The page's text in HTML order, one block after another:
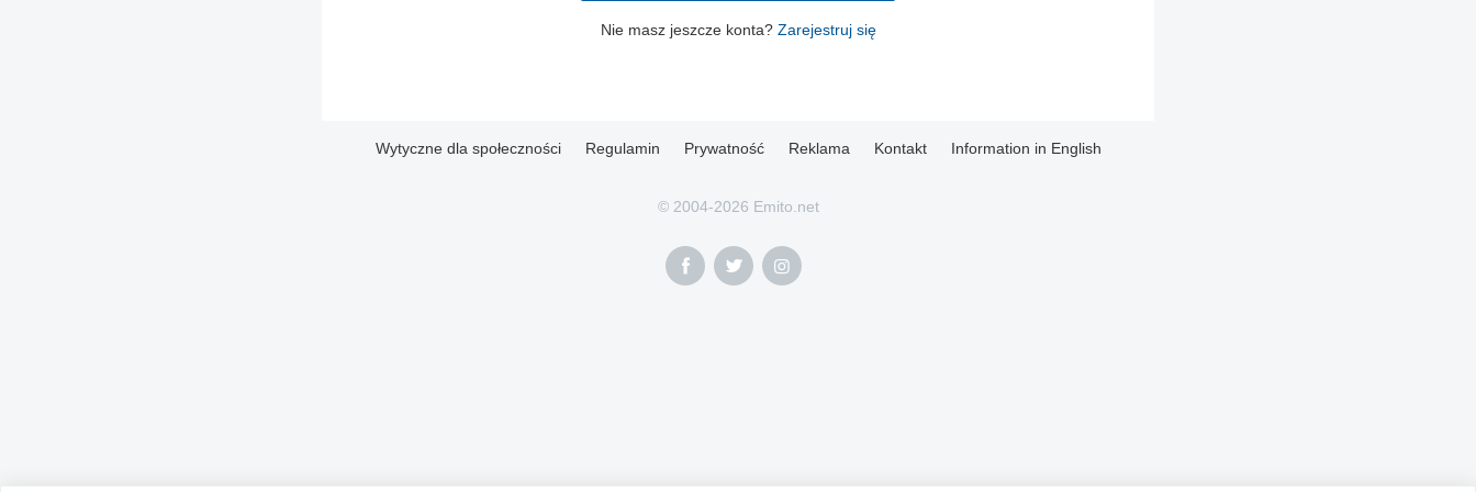
Nie masz jeszcze konta? Zarejestruj się
Wytyczne dla społeczności Regulamin Prywatność Reklama Kontakt Information in English
© 2004-2026 Emito.net